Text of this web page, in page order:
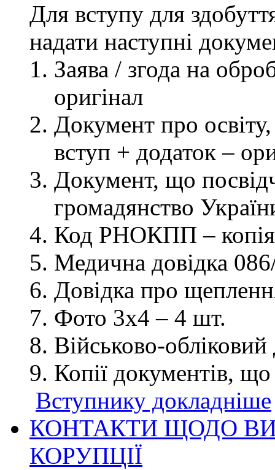
Для вступу для
надати наступні
Заява / згода на
оригінал
Документ про освіту,
вступ + додаток –
Документ, що
громадянство
Код РНОКПП – копія
Медична довідка
Довідка про
Фото 3х4 – 4 шт.
Військово-
Копії документів,
Вступнику докладніше
КОНТАКТИ ЩОДО
КОРУПЦІЇ